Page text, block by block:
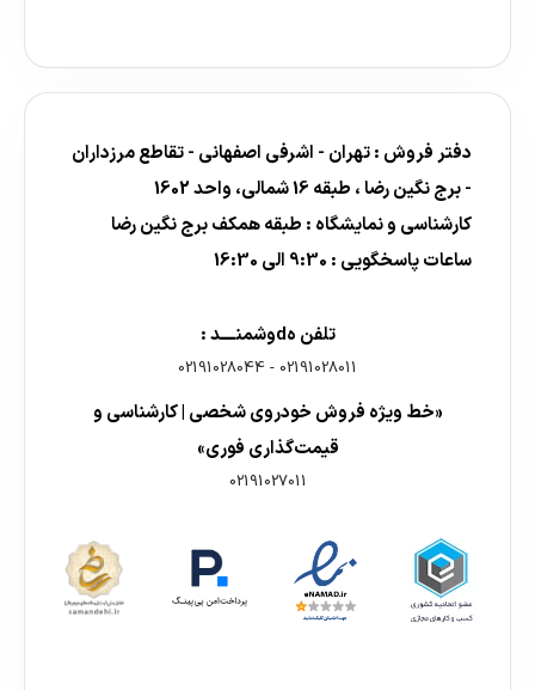
دفتر فروش : تهران - اشرفی اصفهانی - تقاطع مرزداران
- برج نگین رضا ، طبقه 16 شمالی، واحد 1602
کارشناسی و نمایشگاه : طبقه همکف برج نگین رضا
ساعات پاسخگویی : 9:30 الی 16:30
تلفن هdوشمنــــد :
02191028011
-
02191028044
«خط ویژه فروش خودروی شخصی | کارشناسی و
قیمت‌گذاری فوری»
02191027011